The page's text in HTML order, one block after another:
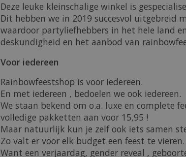
Deze leuke kleinschalige winkel is
Dit hebben we in 2019 succesvol uitgebreid
waardoor partyliefhebbers in het hele land
deskundigheid en het aanbod van
Voor iedereen
Rainbowfeestshop is voor iedereen.
En met iedereen , bedoelen we ook iedereen.
We staan bekend om o.a. luxe en complete
volledige pakketten aan voor 15,95 !
Maar natuurlijk kun je zelf ook iets samen
Zo valt er voor elk budget een feest te vieren.
Want een verjaardag, gender reveal ,